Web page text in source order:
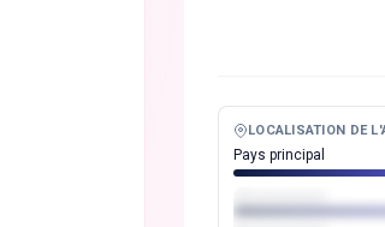
LOCALISATION DE
Pays principal